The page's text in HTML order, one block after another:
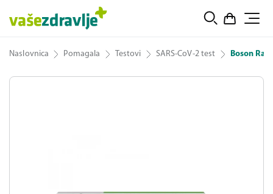
Naslovnica Pomagala Testovi SARS-CoV-2 test Boson